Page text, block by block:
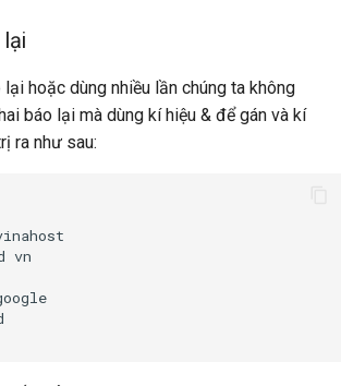
hoặc dùng nhiều lần chúng ta không
báo lại mà dùng kí hiệu & để gán và kí
ra như sau:
vn